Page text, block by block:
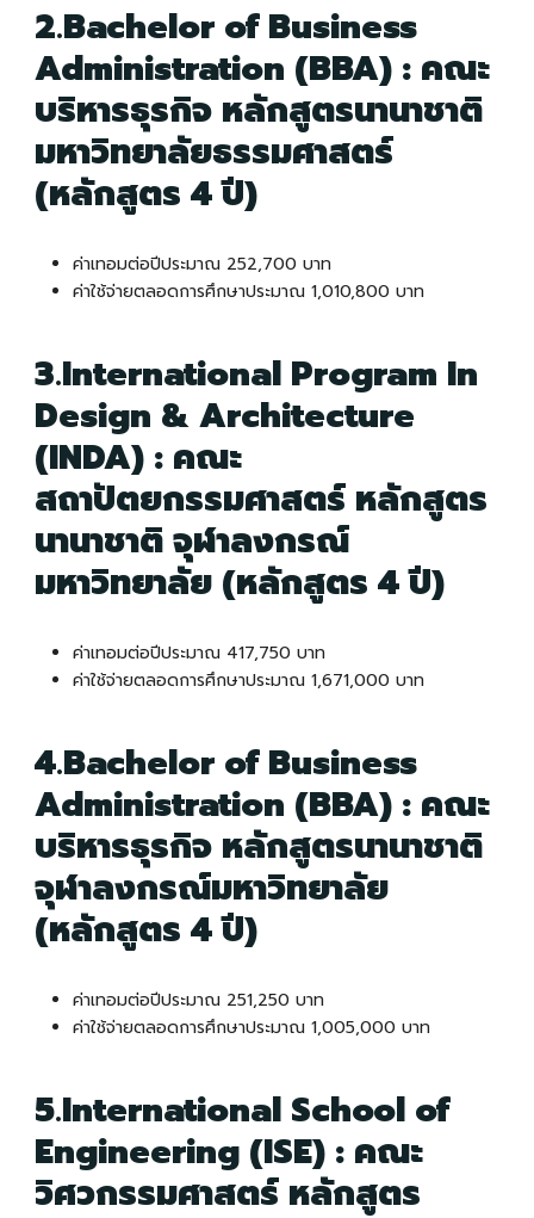
2.Bachelor of Business
Administration (BBA) : คณะ
บริหารธุรกิจ หลักสูตรนานาชาติ
มหาวิทยาลัยธรรมศาสตร์
(หลักสูตร 4 ปี)
ค่าเทอมต่อปีประมาณ 252,700 บาท
ค่าใช้จ่ายตลอดการศึกษาประมาณ 1,010,800 บาท
3.International Program In
Design & Architecture
(INDA) : คณะ
สถาปัตยกรรมศาสตร์ หลักสูตร
นานาชาติ จุฬาลงกรณ์
มหาวิทยาลัย (หลักสูตร 4 ปี)
ค่าเทอมต่อปีประมาณ 417,750 บาท
ค่าใช้จ่ายตลอดการศึกษาประมาณ 1,671,000 บาท
4.Bachelor of Business
Administration (BBA) : คณะ
บริหารธุรกิจ หลักสูตรนานาชาติ
จุฬาลงกรณ์มหาวิทยาลัย
(หลักสูตร 4 ปี)
ค่าเทอมต่อปีประมาณ 251,250 บาท
ค่าใช้จ่ายตลอดการศึกษาประมาณ 1,005,000 บาท
5.International School of
Engineering (ISE) : คณะ
วิศวกรรมศาสตร์ หลักสูตร